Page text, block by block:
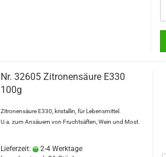
Nr. 32605 Zitronensäure E330
100g
Zitronensäure E330, kristallin, für Lebensmittel.
U.a. zum Ansäuern von Fruchtsäften, Wein und Most.
Lieferzeit:
2-4 Werktage